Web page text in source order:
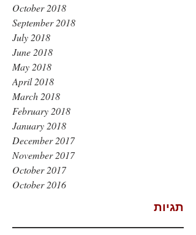
תגיות
October 2018
September 2018
July 2018
June 2018
May 2018
April 2018
March 2018
February 2018
January 2018
December 2017
November 2017
October 2017
October 2016